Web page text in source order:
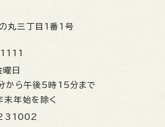
丸三丁目1番1号
曜日
から午後5時15分まで
末年始を除く